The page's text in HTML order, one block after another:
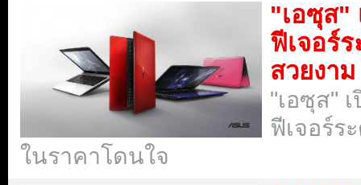
"เอซุส"
ฟีเจอร์
สวยงา
"เอซุส"
ฟีเจอร์ร
ในราคาโดนใจ